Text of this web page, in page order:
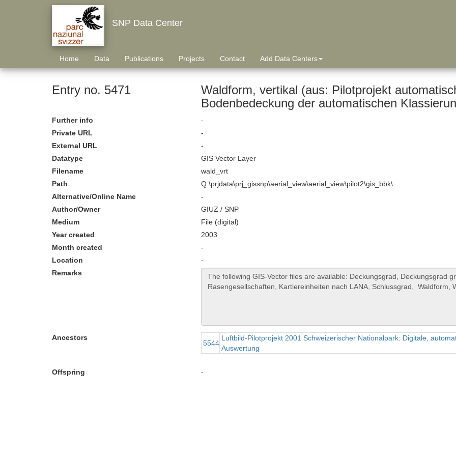
SNP Data Center
Home Data Publications Projects Contact Add Data Centers
Entry no. 5471
Waldform, vertikal (aus: Pilotprojekt automatische Klassierung LB2000:
Bodenbedeckung der automatischen
Further info
-
Private URL
-
External URL
-
Datatype
GIS Vector Layer
Filename
wald_vrt
Path
Q:\prjdata\prj_gissnp\aerial_view\aerial_view\pilot2\gis_bbk\
Alternative/Online Name
-
Author/Owner
GIUZ / SNP
Medium
File (digital)
Year created
2003
Month created
-
Location
-
Remarks
Ancestors
5544
Luftbild-Pilotprojekt 2001 Schweizerischer Nationalpark: Digitale,
Auswertung
Offspring -